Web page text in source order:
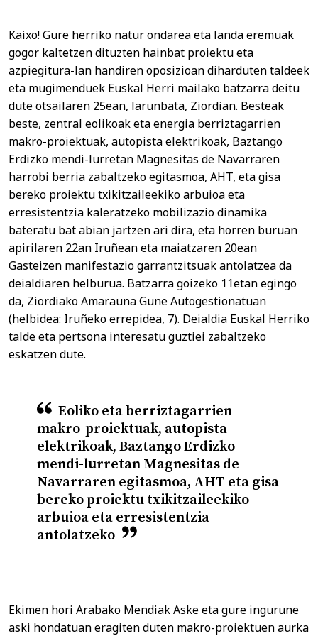
Kaixo! Gure herriko natur ondarea eta landa eremuak
gogor kaltetzen dituzten hainbat proiektu eta
azpiegitura-lan handiren oposizioan diharduten taldeek
eta mugimenduek Euskal Herri mailako batzarra deitu
dute otsailaren 25ean, larunbata, Ziordian. Besteak
beste, zentral eolikoak eta energia berriztagarrien
makro-proiektuak, autopista elektrikoak, Baztango
Erdizko mendi-lurretan Magnesitas de Navarraren
harrobi berria zabaltzeko egitasmoa, AHT, eta gisa
bereko proiektu txikitzaileekiko arbuioa eta
erresistentzia kaleratzeko mobilizazio dinamika
bateratu bat abian jartzen ari dira, eta horren buruan
apirilaren 22an Iruñean eta maiatzaren 20ean
Gasteizen manifestazio garrantzitsuak antolatzea da
deialdiaren helburua. Batzarra goizeko 11etan egingo
da, Ziordiako Amarauna Gune Autogestionatuan
(helbidea: Iruñeko errepidea, 7). Deialdia Euskal Herriko
talde eta pertsona interesatu guztiei zabaltzeko
eskatzen dute.
Eoliko eta berriztagarrien
makro-proiektuak, autopista
elektrikoak, Baztango Erdizko
mendi-lurretan Magnesitas de
Navarraren egitasmoa, AHT eta gisa
bereko proiektu txikitzaileekiko
arbuioa eta erresistentzia
antolatzeko
Ekimen hori Arabako Mendiak Aske eta gure ingurune
aski hondatuan eragiten duten makro-proiektuen aurka